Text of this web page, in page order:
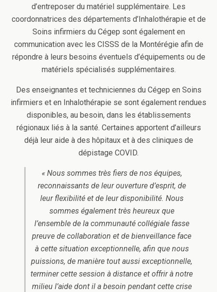
d’entreposer du matériel supplémentaire. Les
coordonnatrices des départements d’Inhalothérapie et de
Soins infirmiers du Cégep sont également en
communication avec les CISSS de la Montérégie afin de
répondre à leurs besoins éventuels d’équipements ou de
matériels spécialisés supplémentaires.
Des enseignantes et techniciennes du Cégep en Soins
infirmiers et en Inhalothérapie se sont également rendues
disponibles, au besoin, dans les établissements
régionaux liés à la santé. Certaines apportent d’ailleurs
déjà leur aide à des hôpitaux et à des cliniques de
dépistage COVID.
« Nous sommes très fiers de nos équipes,
reconnaissants de leur ouverture d’esprit, de
leur flexibilité et de leur disponibilité. Nous
sommes également très heureux que
l’ensemble de la communauté collégiale fasse
preuve de collaboration et de bienveillance face
à cette situation exceptionnelle, afin que nous
puissions, de manière tout aussi exceptionnelle,
terminer cette session à distance et offrir à notre
milieu l’aide dont il a besoin pendant cette crise